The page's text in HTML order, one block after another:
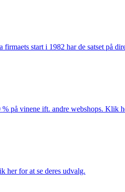
start i 1982 har de satset på
på vinene ift. andre webshops. Klik
her for at se deres udvalg.